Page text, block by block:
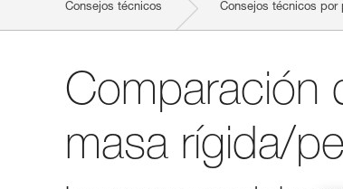
Consejos técnicos Consejos técnicos por
Comparación
masa rígida/